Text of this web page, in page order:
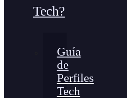
Tech?
Guía
de
Perfiles
Tech